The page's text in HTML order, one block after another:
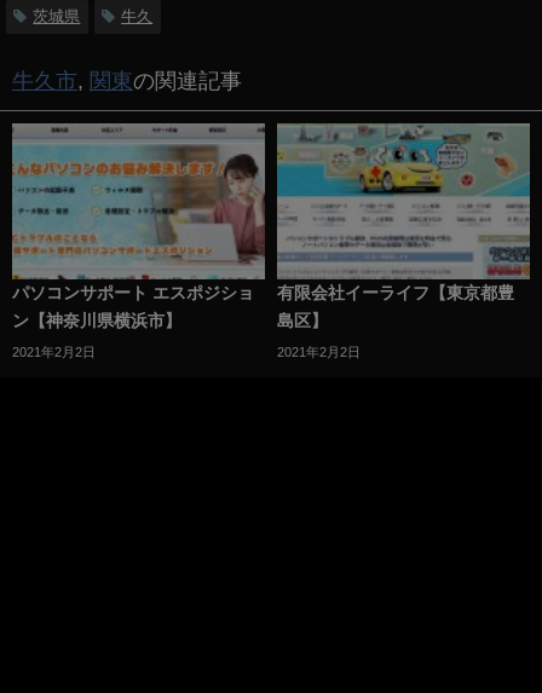
茨城県 牛久
牛久市, 関東の関連記事
パソコンサポート エスポジショ
ン【神奈川県横浜市】
2021年2月2日
有限会社イーライフ【東京都豊
島区】
2021年2月2日